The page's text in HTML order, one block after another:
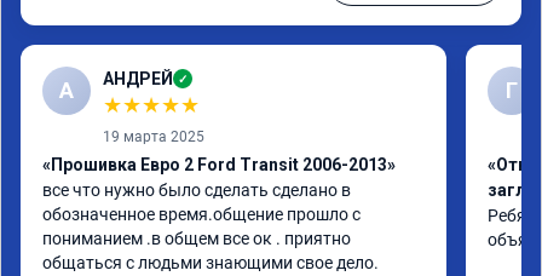
А АНДРЕЙ ✓
★★★★★
19 марта 2025
«Прошивка Евро 2 Ford Transit 2006-2013»
все что нужно было сделать сделано в
обозначенное время.общение прошло с
пониманием .в общем все ок . приятно
общаться с людьми знающими свое дело.
Г